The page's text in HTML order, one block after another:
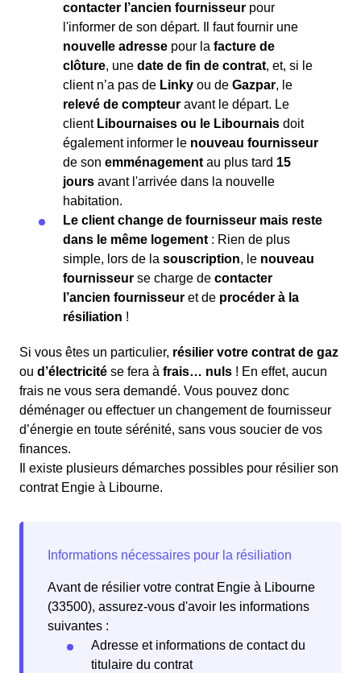
contacter l’ancien fournisseur pour
l'informer de son départ. Il faut fournir une
nouvelle adresse pour la facture de
clôture, une date de fin de contrat, et, si le
client n’a pas de Linky ou de Gazpar, le
relevé de compteur avant le départ. Le
client Libournaises ou le Libournais doit
également informer le nouveau fournisseur
de son emménagement au plus tard 15
jours avant l'arrivée dans la nouvelle
habitation.
Le client change de fournisseur mais reste
dans le même logement : Rien de plus
simple, lors de la souscription, le nouveau
fournisseur se charge de contacter
l’ancien fournisseur et de procéder à la
résiliation !
Si vous êtes un particulier, résilier votre contrat de gaz
ou d’électricité se fera à frais… nuls ! En effet, aucun
frais ne vous sera demandé. Vous pouvez donc
déménager ou effectuer un changement de fournisseur
d’énergie en toute sérénité, sans vous soucier de vos
finances.
Il existe plusieurs démarches possibles pour résilier son
contrat Engie à Libourne.
Avant de résilier votre contrat Engie à Libourne
(33500), assurez-vous d'avoir les informations
suivantes :
Adresse et informations de contact du
titulaire du contrat